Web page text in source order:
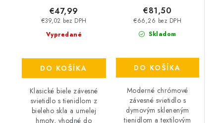
Vypredané
€39,02 bez DPH
€47,99
DO KOŠÍKA
Klasické biele závesné
svietidlo s tienidlom z
bieleho skla a umelej
hmoty, vhodné do
Skladom
€66,26 bez DPH
€81,50
DO KOŠÍKA
Moderné chrómové
závesné svietidlo s
dymovým skleneným
tienidlom a textilovým